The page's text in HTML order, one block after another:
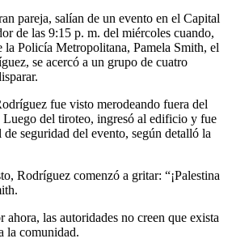
pareja, salían de un evento en el Capital
de las 9:15 p. m. del miércoles cuando,
la Policía Metropolitana, Pamela Smith, el
se acercó a un grupo de cuatro
fue visto merodeando fuera del
Luego del tiroteo, ingresó al edificio y fue
seguridad del evento, según detalló la
Rodríguez comenzó a gritar: “¡Palestina
ahora, las autoridades no creen que exista
la comunidad.